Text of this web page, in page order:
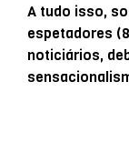
A tudo isso,
espetadores
noticiários,